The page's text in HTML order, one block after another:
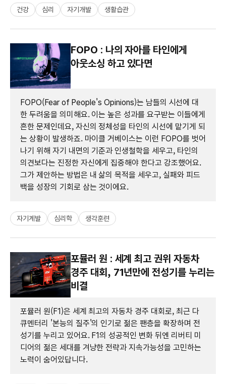
건강 심리 자기개발 생활습관
FOPO : 나의 자아를 타인에게
아웃소싱 하고 있다면
FOPO(Fear of People's Opinions)는 남들의 시선에 대
한 두려움을 의미해요. 이는 높은 성과를 요구받는 이들에게
흔한 문제인데요, 자신의 정체성을 타인의 시선에 맡기게 되
는 상황이 발생하죠. 마이클 거베이스는 이런 FOPO를 벗어
나기 위해 자기 내면의 기준과 인생철학을 세우고, 타인의
의견보다는 진정한 자신에게 집중해야 한다고 강조했어요.
그가 제안하는 방법은 내 삶의 목적을 세우고, 실패와 피드
백을 성장의 기회로 삼는 것이에요.
자기계발 심리학 생각훈련
포뮬러 원 : 세계 최고 권위 자동차
경주 대회, 71년만에 전성기를 누리는
비결
포뮬러 원(F1)은 세계 최고의 자동차 경주 대회로, 최근 다
큐멘터리 '본능의 질주'의 인기로 젊은 팬층을 확장하며 전
성기를 누리고 있어요. F1의 성공적인 변화 뒤엔 리버티 미
디어의 젊은 세대를 겨냥한 전략과 지속가능성을 고민하는
노력이 숨어있답니다.